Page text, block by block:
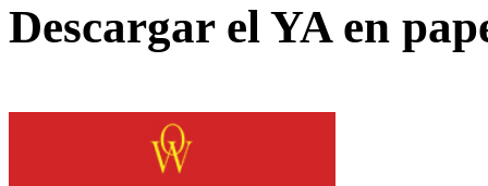
Descargar el YA en